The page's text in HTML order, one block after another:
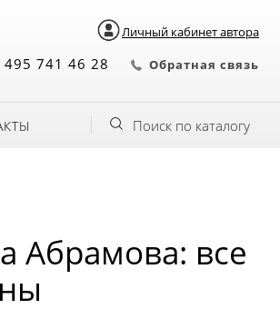
Личный кабинет автора
495 741 46 28 Обратная связь
Поиск по каталогу
Абрамова: все